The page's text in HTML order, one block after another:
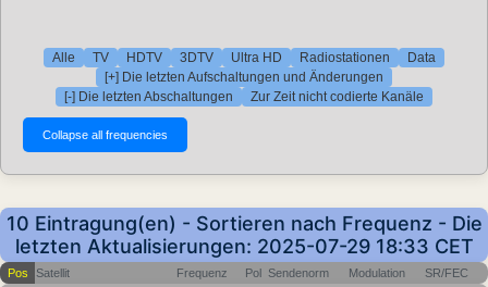
Alle TV HDTV 3DTV Ultra HD Radiostationen
Data
[+] Die letzten Aufschaltungen und Änderungen
[-] Die letzten Abschaltungen
Zur Zeit nicht codierte Kanäle
10 Eintragung(en) - Sortieren nach Frequenz - Die
letzten Aktualisierungen: 2025-07-29 18:33 CET
Pos Satellit Frequenz Pol Sendenorm Modulation SR/FEC